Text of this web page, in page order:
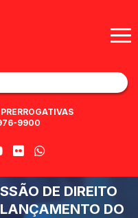
9900
DE DIREITO
DO